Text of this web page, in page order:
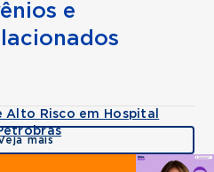
e
Risco em Hospital
mais